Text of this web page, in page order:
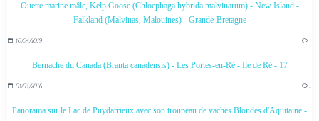
Ouette marine mâle, Kelp Goose (Chloephaga hybrida malvinarum) - New Island -
Falkland (Malvinas, Malouines) - Grande-Bretagne
10/04/2019 …
Bernache du Canada (Branta canadensis) - Les Portes-en-Ré - Ile de Ré - 17
01/04/2016 …
Panorama sur le Lac de Puydarrieux avec son troupeau de vaches Blondes d'Aquitaine -